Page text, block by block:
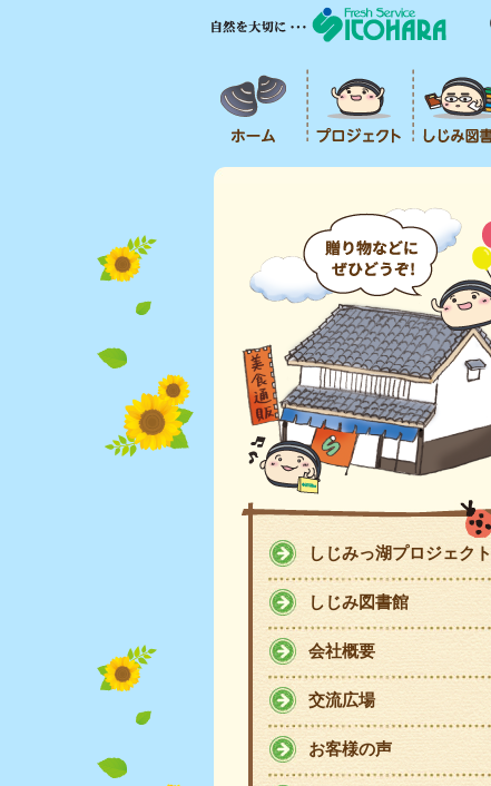
しじみっ湖プロジェクト
しじみ図書館
会社概要
交流広場
お客様の声